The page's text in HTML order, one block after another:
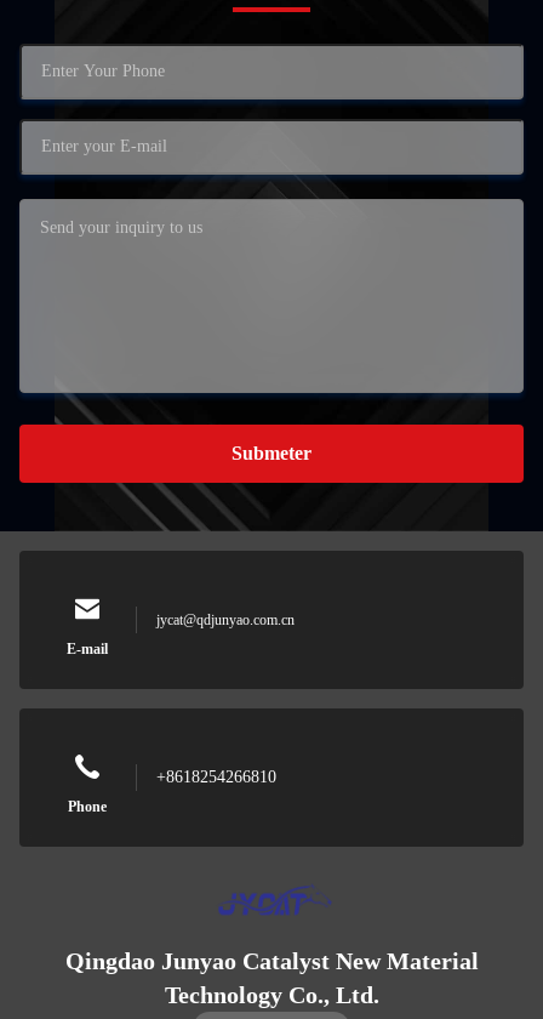
Submeter
E-mail
jycat@qdjunyao.com.cn
Phone
+8618254266810
Qingdao Junyao Catalyst New Material
Technology Co., Ltd.